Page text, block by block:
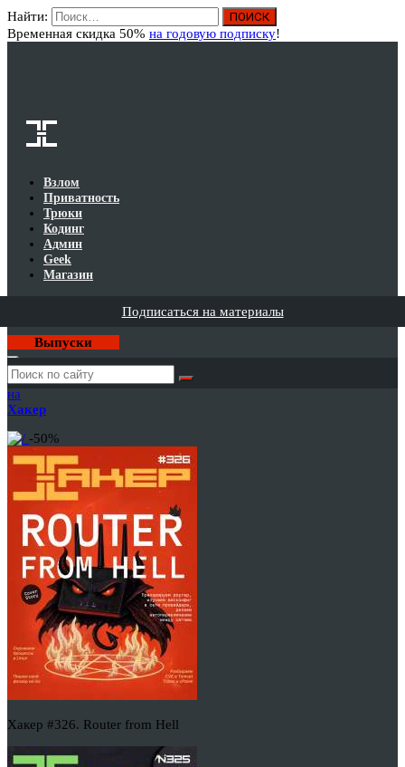
Найти:
Временная скидка 50% на годовую подписку!
Взлом
Приватность
Трюки
Кодинг
Админ
Geek
Магазин
Подписаться на материалы
Выпуски
Годовая
подписка
на
Хакер
-50%
Хакер #326. Router from Hell